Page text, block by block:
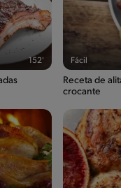
152' Fácil
Receta de
crocante